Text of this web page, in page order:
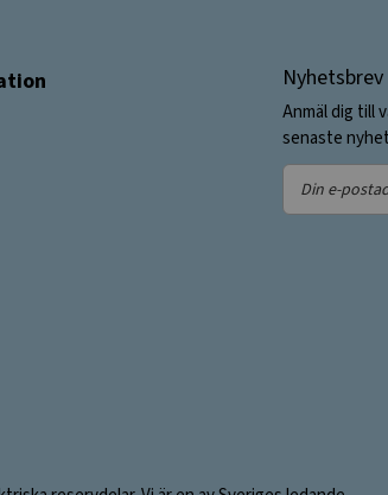
Nyhetsbrev
Anmäl dig till
senaste
Din
e-